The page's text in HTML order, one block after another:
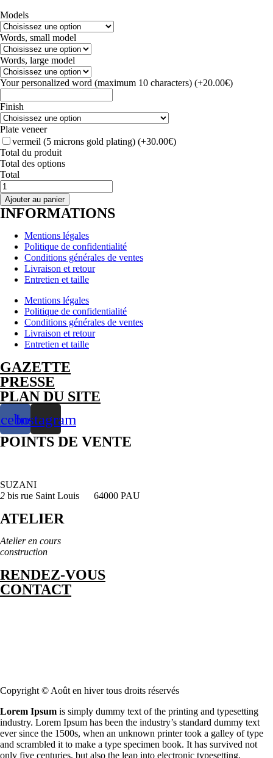
Models
Words, small model
Words, large model
Your personalized word (maximum 10 characters) (+20.00€)
Finish
Plate veneer
vermeil (5 microns gold plating) (+30.00€)
Total du produit
Total des options
Total
quantité
de
NECKLACE
-
Plate
Chain
Confidences
Braille
Silver
Ajouter au panier
INFORMATIONS
Mentions légales
Politique de confidentialité
Conditions générales de ventes
Livraison et retour
Entretien et taille
Mentions légales
Politique de confidentialité
Conditions générales de ventes
Livraison et retour
Entretien et taille
GAZETTE
PRESSE
PLAN DU SITE
Instagram
POINTS DE VENTE
SUZANI
2 bis rue Saint Louis 64000 PAU
ATELIER
Atelier en cours
construction
RENDEZ-VOUS
CONTACT
Copyright © Août en hiver tous droits réservés
Lorem Ipsum is simply dummy text of the printing and typesetting
industry. Lorem Ipsum has been the industry’s standard dummy text
ever since the 1500s, when an unknown printer took a galley of type
and scrambled it to make a type specimen book. It has survived not
only five centuries, but also the leap into electronic typesetting,